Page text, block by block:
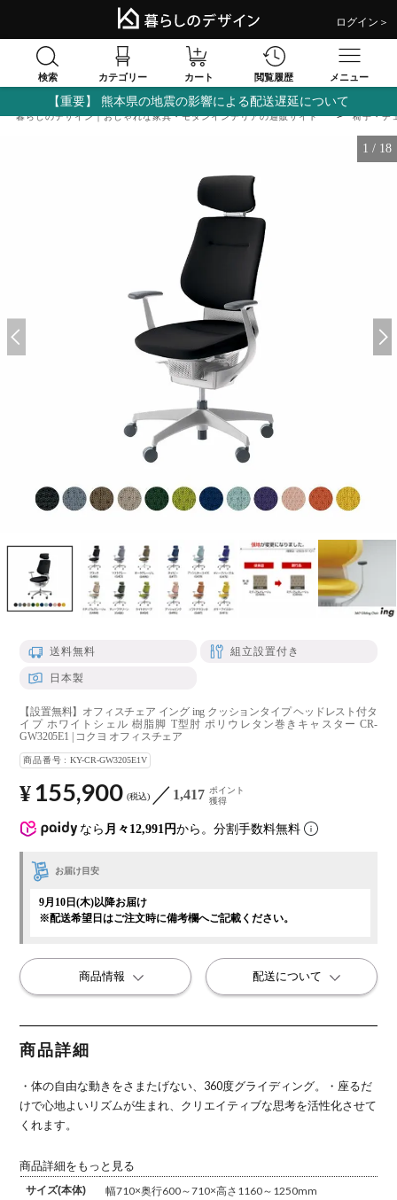
ログイン＞
検索 カテゴリー カート 閲覧履歴 メニュー
【重要】 熊本県の地震の影響による配送遅延について
暮らしのデザイン｜おしゃれな家具・モダンインテリアの通販サイト 椅子・チ
1 / 18
商品詳細
・体の自由な動きをさまたげない、360度グライディング。
・座るだ
けで心地よいリズムが生まれ、クリエイティブな思考を活性化させて
くれます。
商品詳細をもっと見る
サイズ(本体)
幅710×奥行600～710×高さ1160～1250mm
送料無料 組立設置付き
日本製
【設置無料】オフィスチェア イング ing クッションタイプ ヘッドレスト付タ
イプ ホワイトシェル 樹脂脚 T型肘 ポリウレタン巻きキャスター CR-
GW3205E1 | コクヨ オフィスチェア
商品番号 KY-CR-GW3205E1V
なら 月々12,991円から。分割手数料無料
¥ 155,900 税込 1,417 ポイント
獲得
お届け目安
9月10日(木)以降お届け
※配送希望日はご注文時に備考欄へご記載ください。
商品情報 配送について